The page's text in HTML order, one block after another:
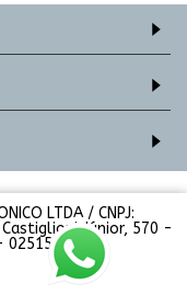
LTDA / CNPJ:
Júnior, 570 -
000